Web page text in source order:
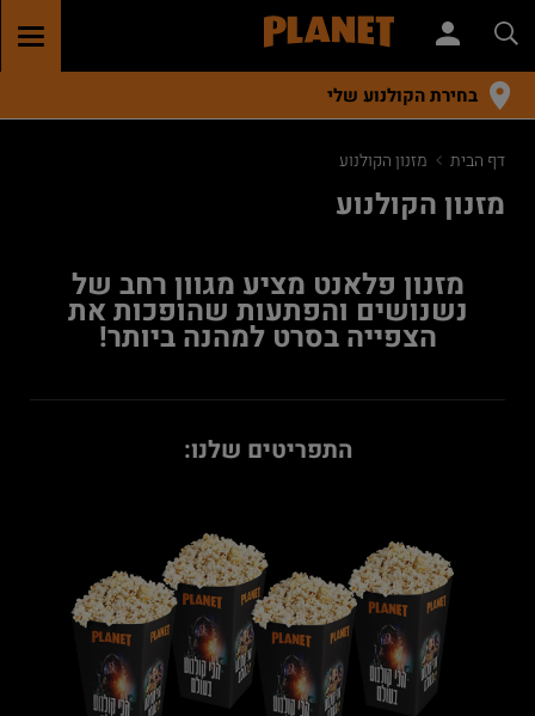
בחירת הקולנוע שלי
דף הבית מזנון הקולנוע
מזנון הקולנוע
מזנון פלאנט מציע מגוון רחב של
נשנושים והפתעות שהופכות את
הצפייה בסרט למהנה ביותר!
התפריטים שלנו: